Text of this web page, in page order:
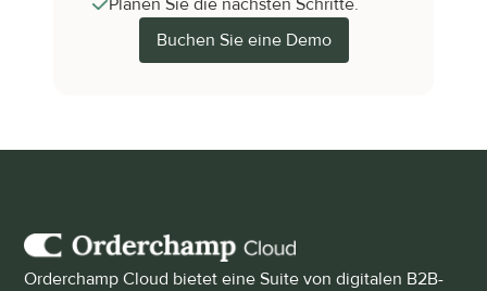
Planen Sie die nächsten Schritte.
Buchen Sie eine Demo
Orderchamp Cloud bietet eine Suite von digitalen B2B-